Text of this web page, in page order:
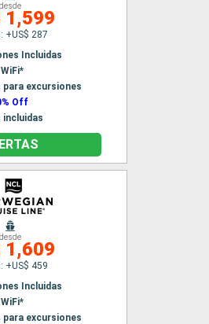
desde
1,599
+US$ 287
Incluidas
excursiones
Off
incluidas
desde
1,609
+US$ 459
Incluidas
excursiones